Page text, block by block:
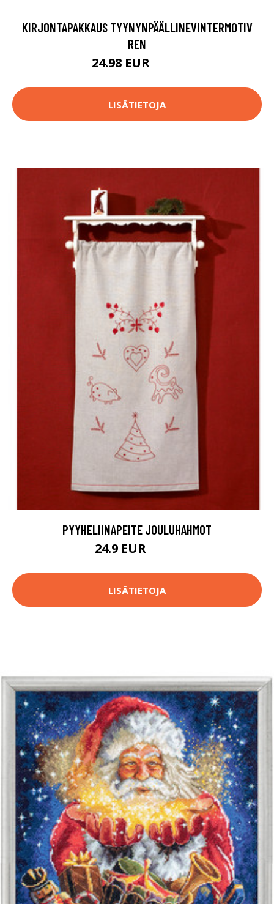
KIRJONTAPAKKAUS TYYNYNPÄÄLLINEVINTERMOTIV
REN
24.98 EUR
LISÄTIETOJA
PYYHELIINAPEITE JOULUHAHMOT
24.9 EUR
LISÄTIETOJA